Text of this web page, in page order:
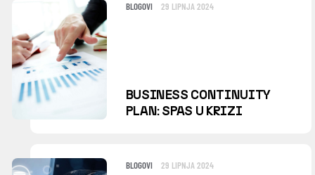
BLOGOVI 29 LIPNJA 2024
BUSINESS CONTINUITY
PLAN: SPAS U KRIZI
BLOGOVI 29 LIPNJA 2024